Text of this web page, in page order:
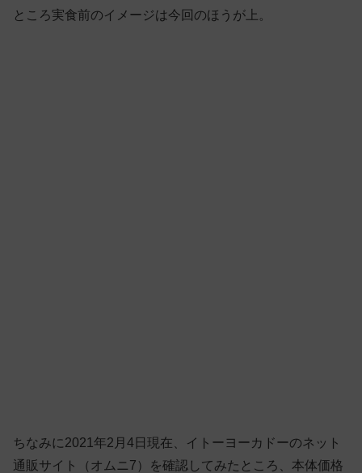
ところ実食前のイメージは今回のほうが上。
ちなみに2021年2月4日現在、イトーヨーカドーのネット
通販サイト（オムニ7）を確認してみたところ、本体価格